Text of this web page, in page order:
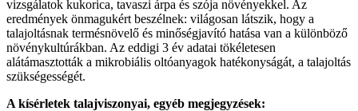
vizsgálatok kukorica, tavaszi árpa és szója növényekkel. Az
eredmények önmagukért beszélnek: világosan látszik, hogy a
talajoltásnak termésnövelő és minőségjavító hatása van a különböző
növénykultúrákban. Az eddigi 3 év adatai tökéletesen
alátámasztották a mikrobiális oltóanyagok hatékonyságát, a talajoltás
szükségességét.
A kísérletek talajviszonyai, egyéb megjegyzések: